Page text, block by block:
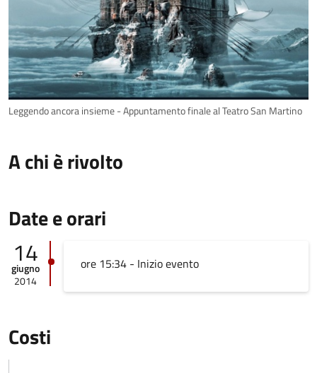
Leggendo ancora insieme - Appuntamento finale al Teatro San Martino
A chi è rivolto
Date e orari
14
giugno
2014
ore 15:34 - Inizio evento
Costi